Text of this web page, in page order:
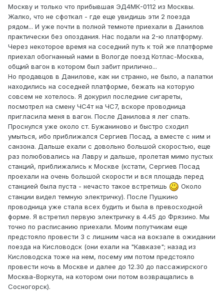
Москву и только что прибывшая ЭД4МК-0112 из Москвы.
Жалко, что не сфоткал - где еще увидишь эти 2 поезда
рядом... И уже почти в полной темноте приехали в Данилов
практически без опоздания. Нас подали на 2-ю платформу.
Через некоторое время на соседний путь к той же платформе
приехал обогнанный нами в Вологде поезд Котлас-Москва,
общий вагон в котором был забит прилично...
Но продавцов в Данилове, как ни странно, не было, а палатки
находились на соседней платформе, бежать на которую
совсем не хотелось. Я докурил последние сигареты,
посмотрел на смену ЧС4т на ЧС7, вскоре проводница
пригласила меня в вагон. После Данилова я лег спать.
Проснулся уже около ст. Бужаниново и быстро сходил
умыться, ибо приближался Сергиев Посад, а вместе с ним и
санзона. Дальше ехали с довольно большой скоростью, еще
раз полюбовались на Лавру и дальше, пролетая мимо пустых
станций, приближались к Москве (кстати, Сергиев Посад
проехали на очень большой скорости и вся площадь перед
станцией была пуста - нечасто такое встретишь
Около
станции видел темную электричку). После Пушкино
проводница уже стала всех будить и была в превосходной
форме. Я встретил первую электричку в 4.45 до Фрязино. Мы
точно по расписанию приехали. Моим попутчикам еще
предстояло провести 3 с лишним часа на вокзале в ожидании
поезда на Кисловодск (они ехали на "Кавказе"; назад из
Кисловодска тоже на нем, посему им потом предстояло
провести ночь в Москве и далее до 12.30 до пассажирского
Москва-Воркута, на котором они потом возвращались в
Сосногорск).